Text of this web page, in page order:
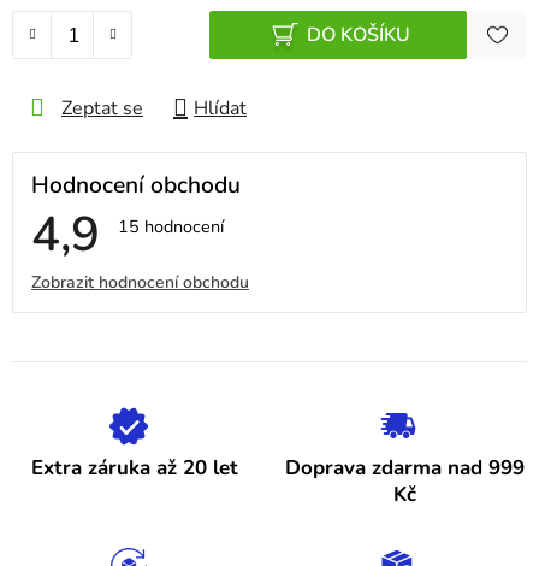
DO KOŠÍKU
Zeptat se Hlídat
Hodnocení obchodu
4,9 Průměrné
je
hvězdiček.
15 hodnocení
V
ý
p
h
Zobrazit hodnocení obchodu
Extra záruka až 20 let
Doprava zdarma nad 999
Kč